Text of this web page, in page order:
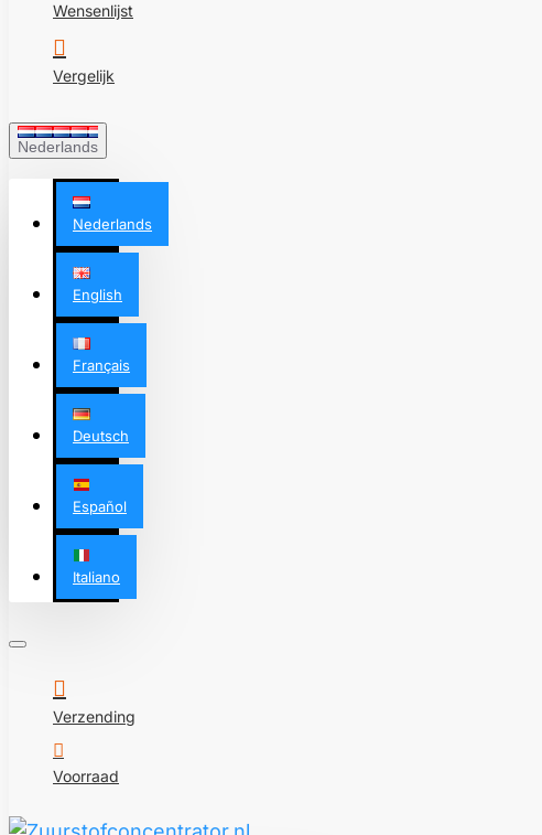
Wensenlijst
Vergelijk
Nederlands
Nederlands
English
Français
Deutsch
Español
Italiano
Verzending
Voorraad